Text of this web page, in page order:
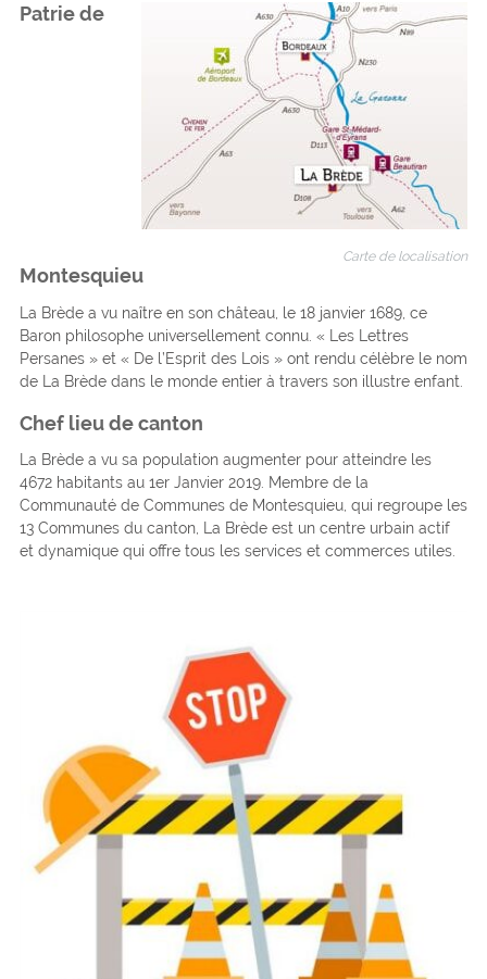
Carte de localisation
Patrie de
Montesquieu
La Brède a vu naître en son château, le 18 janvier 1689, ce
Baron philosophe universellement connu. « Les Lettres
Persanes » et « De l’Esprit des Lois » ont rendu célèbre le nom
de La Brède dans le monde entier à travers son illustre enfant.
Chef lieu de canton
La Brède a vu sa population augmenter pour atteindre les
4672 habitants au 1er Janvier 2019. Membre de la
Communauté de Communes de Montesquieu, qui regroupe les
13 Communes du canton, La Brède est un centre urbain actif
et dynamique qui offre tous les services et commerces utiles.